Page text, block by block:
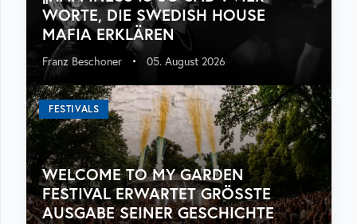
WORTE, DIE SWEDISH HOUSE
MAFIA ERKLÄREN
Franz Beschoner • 05. August 2026
FESTIVALS
WELCOME TO MY GARDEN
FESTIVAL ERWARTET GRÖSSTE A
USGABE SEINER GESCHICHTE